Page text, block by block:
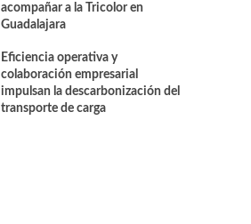
acompañar a la Tricolor en
Guadalajara
Eficiencia operativa y
colaboración empresarial
impulsan la descarbonización del
transporte de carga